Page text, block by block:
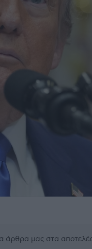
άρθρα μας στα